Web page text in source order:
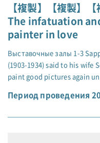
【複製】【複製】
The infatuation
painter in love
Выставочные залы 1-3
(1903-1934) said to his wife
paint good pictures again
Период проведения